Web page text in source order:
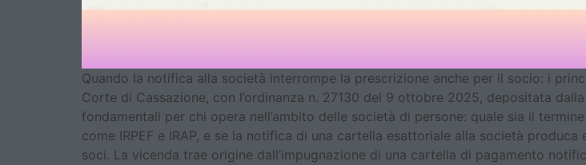
Quando la notifica alla società interrompe la prescrizione anche per il socio: i
Corte di Cassazione, con l’ordinanza n. 27130 del 9 ottobre 2025, depositata
fondamentali per chi opera nell’ambito delle società di persone: quale sia il
come IRPEF e IRAP, e se la notifica di una cartella esattoriale alla società
soci. La vicenda trae origine dall’impugnazione di una cartella di pagamento